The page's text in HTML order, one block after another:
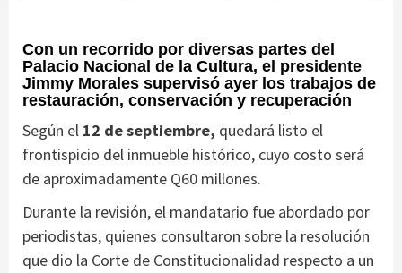
Con un recorrido por diversas partes del
Palacio Nacional de la Cultura, el presidente
Jimmy Morales supervisó ayer los trabajos de
restauración, conservación y recuperación
Según el 12 de septiembre, quedará listo el
frontispicio del inmueble histórico, cuyo costo será
de aproximadamente Q60 millones.
Durante la revisión, el mandatario fue abordado por
periodistas, quienes consultaron sobre la resolución
que dio la Corte de Constitucionalidad respecto a un